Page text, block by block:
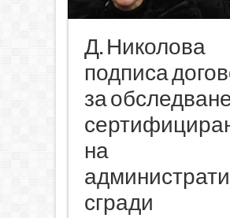
Д. Николова
подписа
за
на
сгради